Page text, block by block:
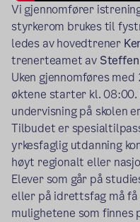
Vi gjennomfører
styrkerom brukes til
ledes av hovedtrener
trenerteamet av
Uken gjennomføres
øktene starter kl.
undervisning på skolen
Tilbudet er
yrkesfaglig utdanning
høyt regionalt eller
Elever som går på
eller på idrettsfag må
mulighetene som finnes